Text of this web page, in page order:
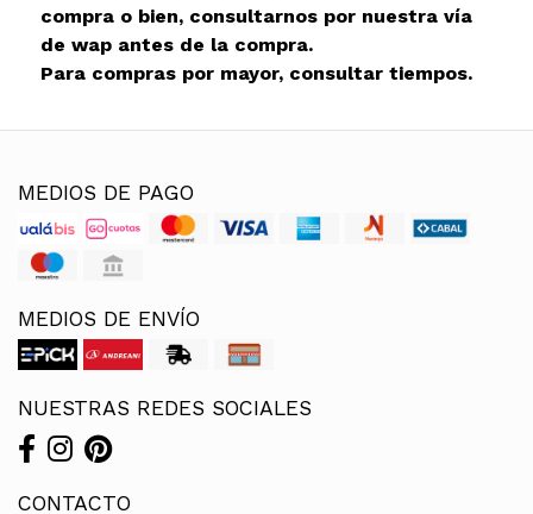
compra o bien, consultarnos por nuestra vía
de wap antes de la compra.
Para compras por mayor, consultar tiempos.
MEDIOS DE PAGO
MEDIOS DE ENVÍO
NUESTRAS REDES SOCIALES
CONTACTO